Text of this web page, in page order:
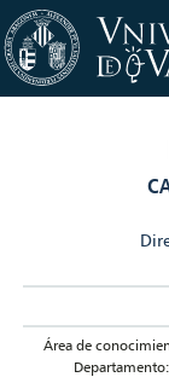
Área de